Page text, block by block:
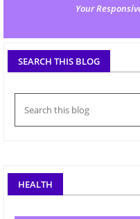
Your
SEARCH THIS BLOG
HEALTH